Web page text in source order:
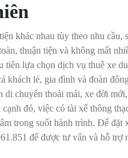
khác nhau tùy theo nhu cầu,
thuận tiện và không mất
tiên lựa chọn dịch vụ thuê xe
khách lẻ, gia đình và đoàn đông
chuyển thoải mái, xe đời
đó, việc có tài xế thông
trong suốt hành trình. Để đặt
để được tư vấn và hỗ trợ